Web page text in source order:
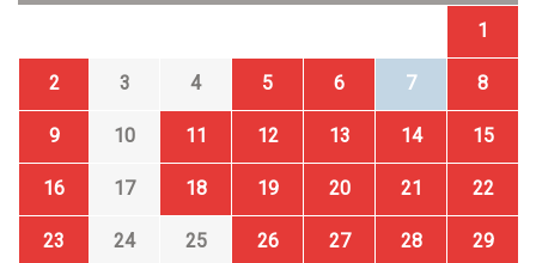
1
2 3 4 5 6 7 8
9 10 11 12 13 14 15
16 17 18 19 20 21 22
23 24 25 26 27 28 29